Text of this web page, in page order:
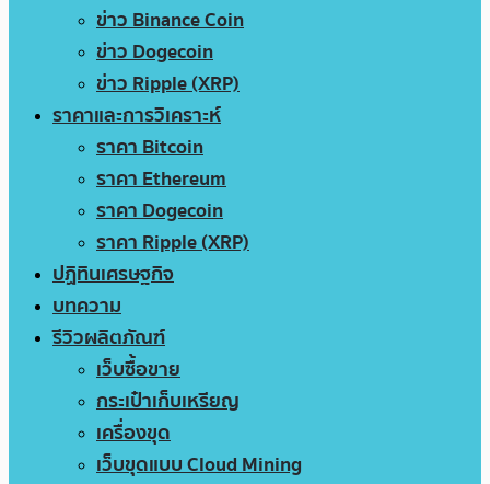
ข่าว Binance Coin
ข่าว Dogecoin
ข่าว Ripple (XRP)
ราคาและการวิเคราะห์
ราคา Bitcoin
ราคา Ethereum
ราคา Dogecoin
ราคา Ripple (XRP)
ปฏิทินเศรษฐกิจ
บทความ
รีวิวผลิตภัณฑ์
เว็บซื้อขาย
กระเป๋าเก็บเหรียญ
เครื่องขุด
เว็บขุดแบบ Cloud Mining